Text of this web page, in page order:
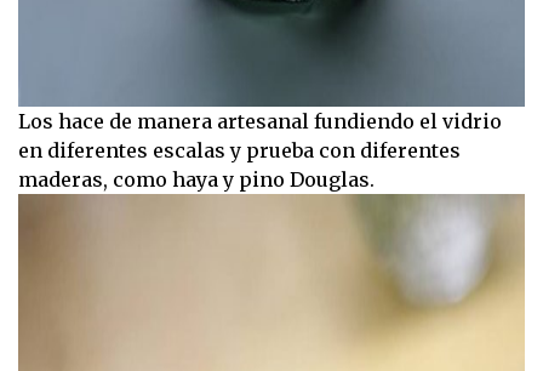
Los hace de manera artesanal fundiendo el vidrio
en diferentes escalas y prueba con diferentes
maderas, como haya y pino Douglas.